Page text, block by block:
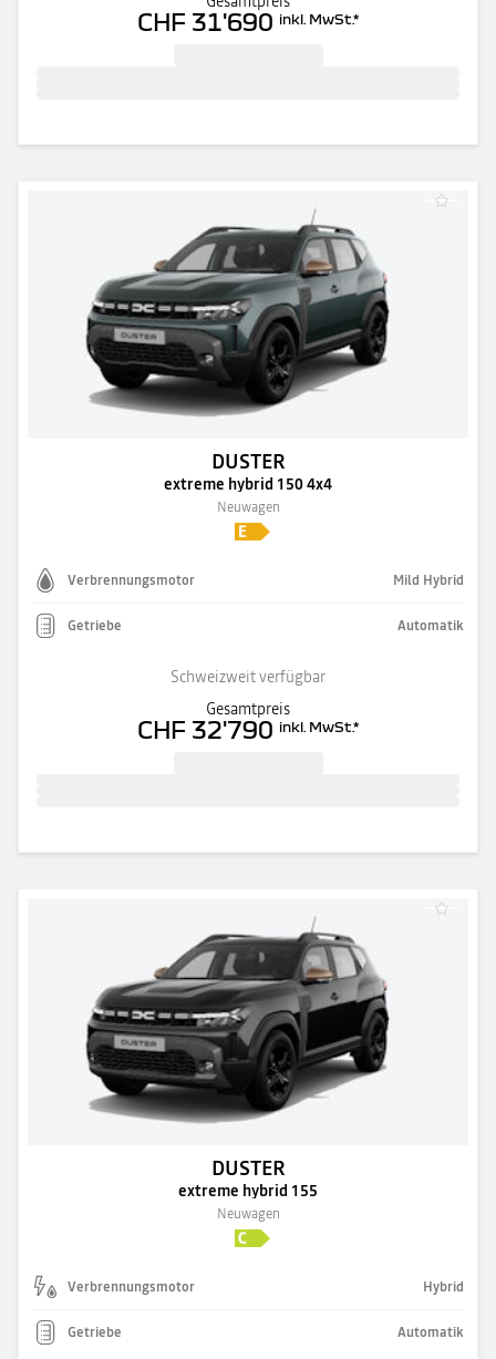
CHF 31'690 inkl. MwSt.*
DUSTER
extreme hybrid 150 4x4
Neuwagen
Verbrennungsmotor Mild Hybrid
Getriebe Automatik
Schweizweit verfügbar
Gesamtpreis
CHF 32'790 inkl. MwSt.*
DUSTER
extreme hybrid 155
Neuwagen
Verbrennungsmotor Hybrid
Getriebe Automatik